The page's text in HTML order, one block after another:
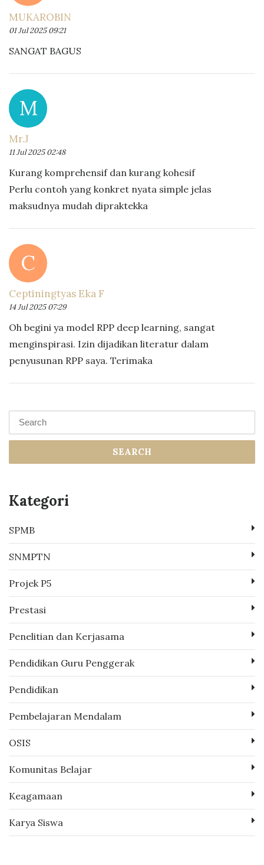
MUKAROBIN
01 Jul 2025 09:21
SANGAT BAGUS
M
Mr.J
11 Jul 2025 02:48
Kurang komprehensif dan kurang kohesif
Perlu contoh yang konkret nyata simple jelas
maksudnya mudah dipraktekka
C
Ceptiningtyas Eka F
14 Jul 2025 07:29
Oh begini ya model RPP deep learning, sangat
menginspirasi. Izin dijadikan literatur dalam
penyusunan RPP saya. Terimaka
SEARCH
Kategori
SPMB
SNMPTN
Projek P5
Prestasi
Penelitian dan Kerjasama
Pendidikan Guru Penggerak
Pendidikan
Pembelajaran Mendalam
OSIS
Komunitas Belajar
Keagamaan
Karya Siswa